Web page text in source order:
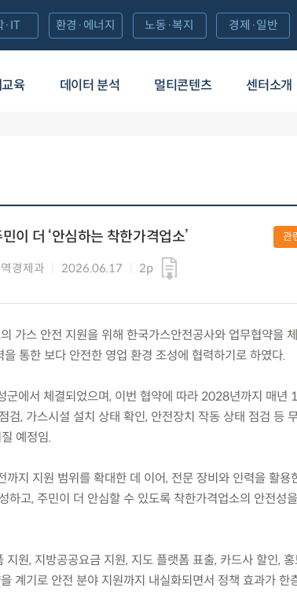
육 데이터 분석 멀티콘텐츠 센터소개
·IT 환경·에너지 노동·복지 경제·일반
이 더 ‘안심하는 착한가격업소’
경제과 2026.06.17 2p
관
가스 안전 지원을 위해 한국가스안전공사와 업무협약을
통한 보다 안전한 영업 환경 조성에 협력하기로 하였다.
에서 체결되었으며, 이번 협약에 따라 2028년까지 매년
검, 가스시설 설치 상태 확인, 안전장치 작동 상태 점검 등
예정임.
지 지원 범위를 확대한 데 이어, 전문 장비와 인력을 활용
하고, 주민이 더 안심할 수 있도록 착한가격업소의 안전성
원, 지방공공요금 지원, 지도 플랫폼 표출, 카드사 할인,
계기로 안전 분야 지원까지 내실화되면서 정책 효과가 한